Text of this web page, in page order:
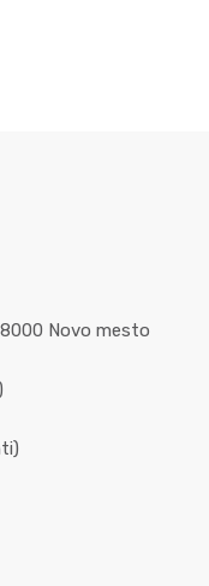
Novo mesto